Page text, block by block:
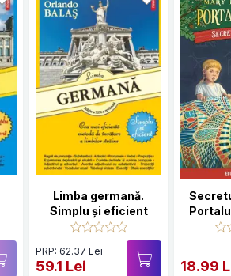
Limba germană.
Simplu şi eficient
PRP: 62.37 Lei
59.1 Lei 18.99